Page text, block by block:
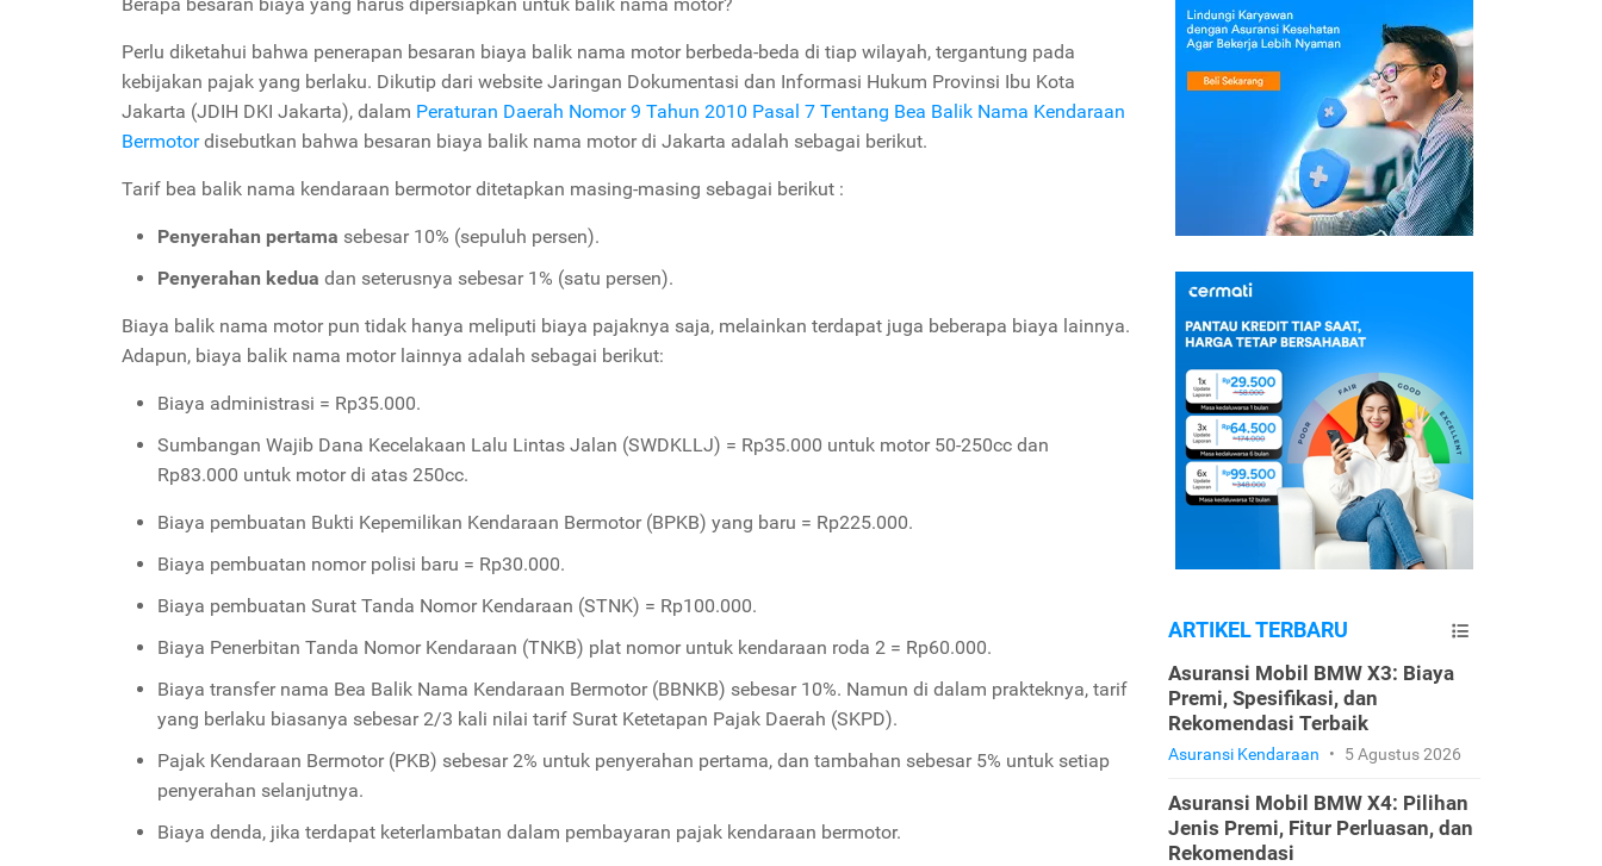
Perlu diketahui bahwa penerapan besaran biaya balik nama motor berbeda-beda di tiap wilayah, tergantung pada
kebijakan pajak yang berlaku. Dikutip dari website Jaringan Dokumentasi dan Informasi Hukum Provinsi Ibu Kota
Jakarta (JDIH DKI Jakarta), dalam Peraturan Daerah Nomor 9 Tahun 2010 Pasal 7 Tentang Bea Balik Nama Kendaraan
Bermotordisebutkan bahwa besaran biaya balik nama motor di Jakarta adalah sebagai berikut.
Tarif bea balik nama kendaraan bermotor ditetapkan masing-masing sebagai berikut :
Penyerahan pertama sebesar 10% (sepuluh persen).
Penyerahan kedua dan seterusnya sebesar 1% (satu persen).
Biaya balik nama motor pun tidak hanya meliputi biaya pajaknya saja, melainkan terdapat juga beberapa biaya lainnya.
Adapun, biaya balik nama motor lainnya adalah sebagai berikut:
Biaya administrasi = Rp35.000.
Sumbangan Wajib Dana Kecelakaan Lalu Lintas Jalan (SWDKLLJ) = Rp35.000 untuk motor 50-250cc dan
Rp83.000 untuk motor di atas 250cc.
Biaya pembuatan Bukti Kepemilikan Kendaraan Bermotor (BPKB) yang baru = Rp225.000.
Biaya pembuatan nomor polisi baru = Rp30.000.
Biaya pembuatan Surat Tanda Nomor Kendaraan (STNK) = Rp100.000.
Biaya Penerbitan Tanda Nomor Kendaraan (TNKB) plat nomor untuk kendaraan roda 2 = Rp60.000.
Biaya transfer nama Bea Balik Nama Kendaraan Bermotor (BBNKB) sebesar 10%. Namun di dalam prakteknya, tarif
yang berlaku biasanya sebesar 2/3 kali nilai tarif Surat Ketetapan Pajak Daerah (SKPD).
Pajak Kendaraan Bermotor (PKB) sebesar 2% untuk penyerahan pertama, dan tambahan sebesar 5% untuk setiap
penyerahan selanjutnya.
Biaya denda, jika terdapat keterlambatan dalam pembayaran pajak kendaraan bermotor.
ARTIKEL TERBARU
Asuransi Mobil BMW X3: Biaya
Premi, Spesifikasi, dan
Rekomendasi Terbaik
Asuransi Kendaraan • 5 Agustus 2026
Asuransi Mobil BMW X4: Pilihan
Jenis Premi, Fitur Perluasan, dan
Rekomendasi